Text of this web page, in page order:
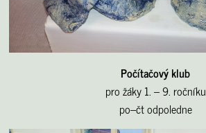
Počítačový klub
pro žáky 1. – 9. ročníku
po–čt odpoledne